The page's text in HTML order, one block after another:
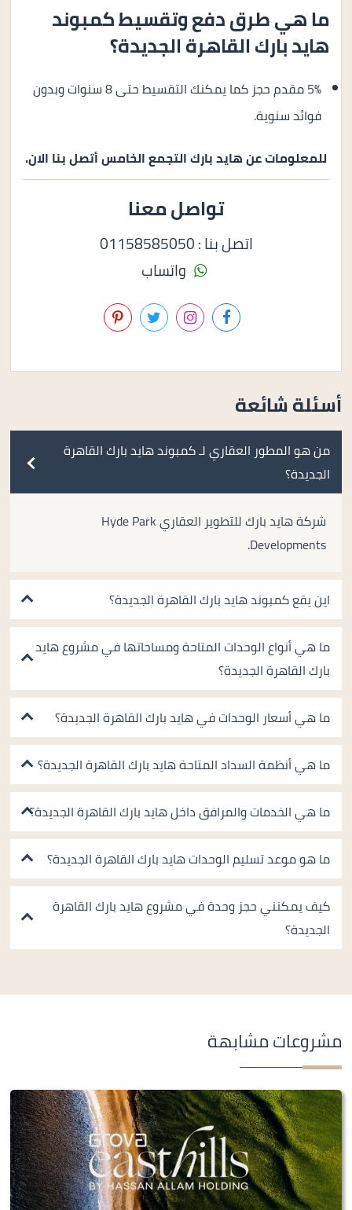
ما هي طرق دفع وتقسيط كمبوند
هايد بارك القاهرة الجديدة؟
5% مقدم حجز كما يمكنك التقسيط حتى 8 سنوات وبدون
فوائد سنوية.
للمعلومات عن هايد بارك التجمع الخامس أتصل بنا الان.
تواصل معنا
اتصل بنا : 01158585050
واتساب
أسئلة شائعة
من هو المطور العقاري لـ كمبوند هايد بارك القاهرة
الجديدة؟
شركة هايد بارك للتطوير العقاري Hyde Park
Developments.
اين يقع كمبوند هايد بارك القاهرة الجديدة؟
ما هي أنواع الوحدات المتاحة ومساحاتها في مشروع هايد
بارك القاهرة الجديدة؟
ما هي أسعار الوحدات في هايد بارك القاهرة الجديدة؟
ما هي أنظمة السداد المتاحة هايد بارك القاهرة الجديدة؟
ما هي الخدمات والمرافق داخل هايد بارك القاهرة الجديدة؟
ما هو موعد تسليم الوحدات هايد بارك القاهرة الجديدة؟
كيف يمكنني حجز وحدة في مشروع هايد بارك القاهرة
الجديدة؟
مشروعات مشابهة